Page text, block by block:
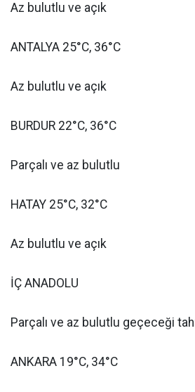
Az bulutlu ve açık
ANTALYA 25°C, 36°C
Az bulutlu ve açık
BURDUR 22°C, 36°C
Parçalı ve az bulutlu
HATAY 25°C, 32°C
Az bulutlu ve açık
İÇ ANADOLU
Parçalı ve az bulutlu geçeceği
ANKARA 19°C, 34°C